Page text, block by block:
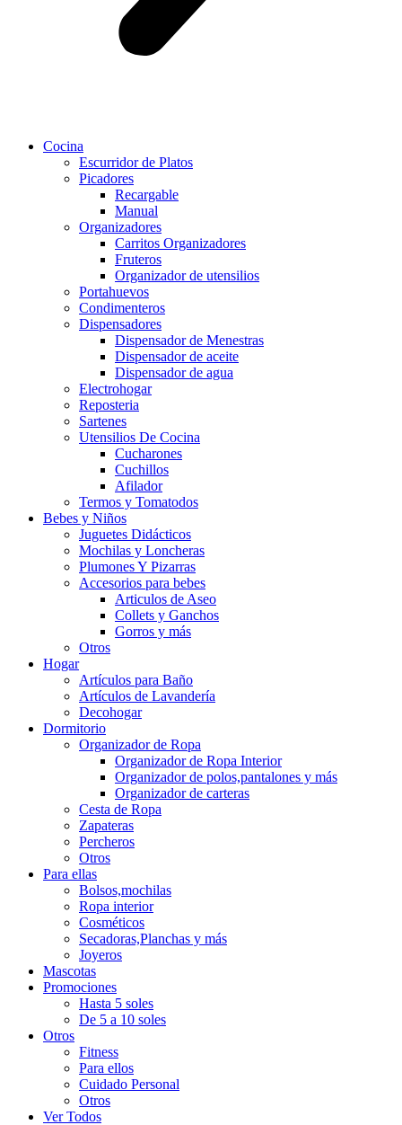
Cocina
Escurridor de Platos
Picadores
Recargable
Manual
Organizadores
Carritos Organizadores
Fruteros
Organizador de utensilios
Portahuevos
Condimenteros
Dispensadores
Dispensador de Menestras
Dispensador de aceite
Dispensador de agua
Electrohogar
Reposteria
Sartenes
Utensilios De Cocina
Cucharones
Cuchillos
Afilador
Termos y Tomatodos
Bebes y Niños
Juguetes Didácticos
Mochilas y Loncheras
Plumones Y Pizarras
Accesorios para bebes
Articulos de Aseo
Collets y Ganchos
Gorros y más
Otros
Hogar
Artículos para Baño
Artículos de Lavandería
Decohogar
Dormitorio
Organizador de Ropa
Organizador de Ropa Interior
Organizador de polos,pantalones y más
Organizador de carteras
Cesta de Ropa
Zapateras
Percheros
Otros
Para ellas
Bolsos,mochilas
Ropa interior
Cosméticos
Secadoras,Planchas y más
Joyeros
Mascotas
Promociones
Hasta 5 soles
De 5 a 10 soles
Otros
Fitness
Para ellos
Cuidado Personal
Otros
Ver Todos